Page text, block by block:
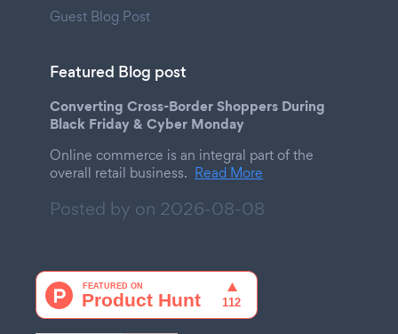
Guest Blog Post
Featured Blog post
Converting Cross-Border Shoppers During
Black Friday & Cyber Monday
Online commerce is an integral part of the
overall retail business. Read More
Posted by on 2026-08-08